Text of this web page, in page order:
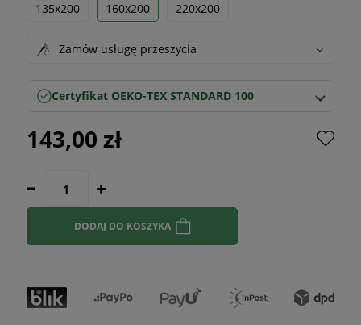
135x200
160x200 220x200
Zamów usługę przeszycia
Certyfikat OEKO-TEX STANDARD 100
143,00 zł
DODAJ DO KOSZYKA